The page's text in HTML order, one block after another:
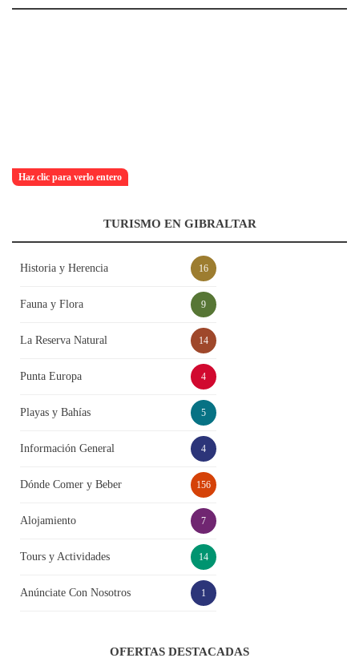
Haz clic para verlo entero
TURISMO EN GIBRALTAR
Historia y Herencia 16
Fauna y Flora 9
La Reserva Natural 14
Punta Europa 4
Playas y Bahías 5
Información General 4
Dónde Comer y Beber 156
Alojamiento 7
Tours y Actividades 14
Anúnciate Con Nosotros 1
OFERTAS DESTACADAS